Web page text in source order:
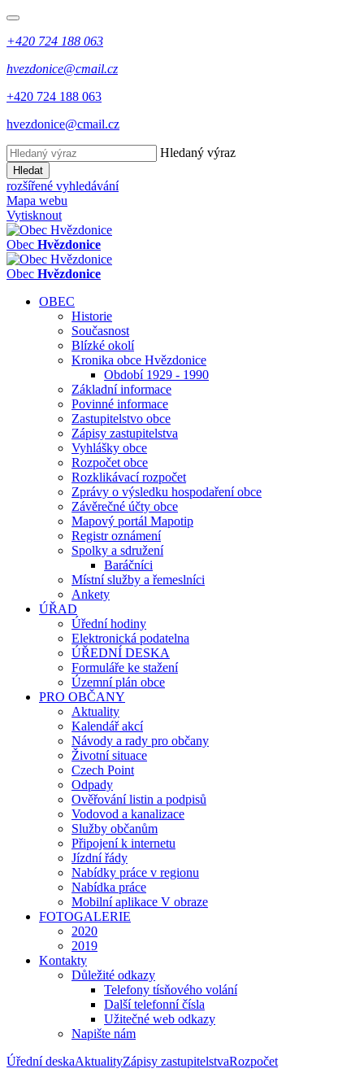
+420 724 188 063
hvezdonice@cmail.cz
+420 724 188 063
hvezdonice@cmail.cz
Hledaný výraz
Hledat
rozšířené vyhledávání
Mapa webu
Vytisknout
Obec Hvězdonice
Obec Hvězdonice
OBEC
Historie
Současnost
Blízké okolí
Kronika obce Hvězdonice
Období 1929 - 1990
Základní informace
Povinné informace
Zastupitelstvo obce
Zápisy zastupitelstva
Vyhlášky obce
Rozpočet obce
Rozklikávací rozpočet
Zprávy o výsledku hospodaření obce
Závěrečné účty obce
Mapový portál Mapotip
Registr oznámení
Spolky a sdružení
Baráčníci
Místní služby a řemeslníci
Ankety
ÚŘAD
Úřední hodiny
Elektronická podatelna
ÚŘEDNÍ DESKA
Formuláře ke stažení
Územní plán obce
PRO OBČANY
Aktuality
Kalendář akcí
Návody a rady pro občany
Životní situace
Czech Point
Odpady
Ověřování listin a podpisů
Vodovod a kanalizace
Služby občanům
Připojení k internetu
Jízdní řády
Nabídky práce v regionu
Nabídka práce
Mobilní aplikace V obraze
FOTOGALERIE
2020
2019
Kontakty
Důležité odkazy
Telefony tísňového volání
Další telefonní čísla
Užitečné web odkazy
Napište nám
Úřední deskaAktualityZápisy zastupitelstvaRozpočet